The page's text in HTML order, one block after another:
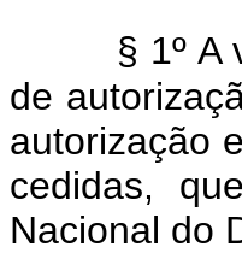
§ 1º A
de
autorização
cedidas,
Nacional do